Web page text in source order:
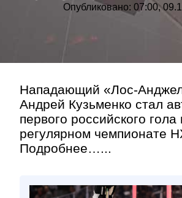
Опубликовано: 07:00,
Нападающий
Андрей Кузьменко стал
первого российского гола
регулярном чемпионате
Подробнее…...
Контакт»